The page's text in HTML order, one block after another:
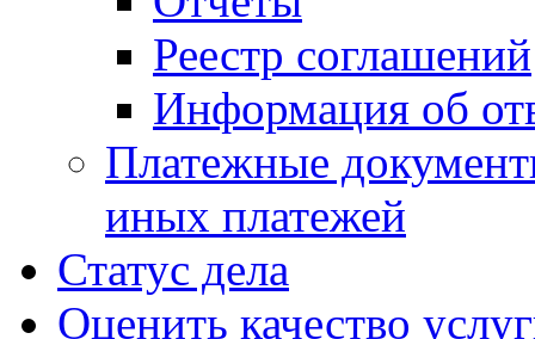
Реестр соглашений
Информация об
Платежные
иных платежей
Статус дела
Оценить качество